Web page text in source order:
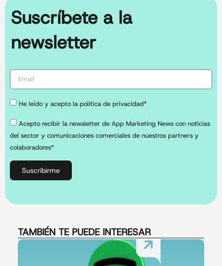
Suscríbete a la
newsletter
He leído y acepto la política de privacidad*
Acepto recibir la newsletter de App Marketing News con noticias
del sector y comunicaciones comerciales de nuestros partners y
colaboradores*
Suscribirme
TAMBIÉN TE PUEDE INTERESAR